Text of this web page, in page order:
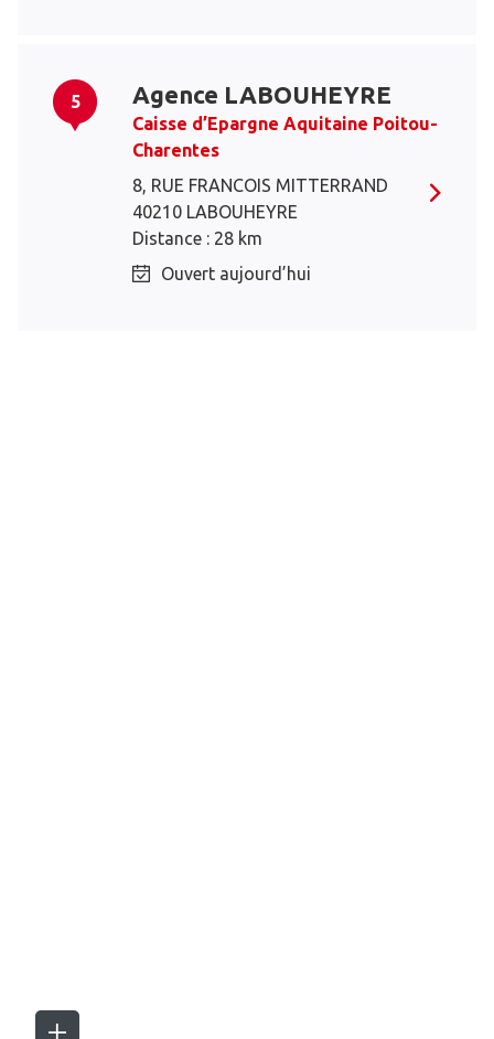
5 Agence LABOUHEYRE
Caisse d’Epargne Aquitaine Poitou-
Charentes
8, RUE FRANCOIS MITTERRAND
40210 LABOUHEYRE
Distance : 28 km
Ouvert aujourd’hui